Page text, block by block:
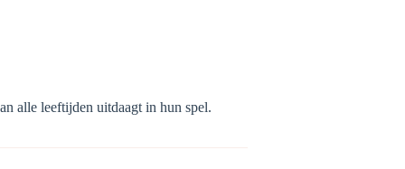
alle leeftijden uitdaagt in hun spel.